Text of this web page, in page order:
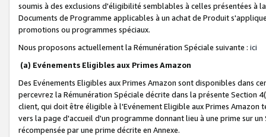
soumis à des exclusions d'éligibilité semblables à celles présentées à
Documents de Programme applicables à un achat de Produit
promotions ou programmes spéciaux.
Nous proposons actuellement la Rémunération Spéciale suivante : ici
(a) Evénements Eligibles aux Primes Amazon
Des Evénements Eligibles aux Primes Amazon sont disponibles dans
percevrez la Rémunération Spéciale décrite dans la présente Section
client, qui doit être éligible à l'Evénement Eligible aux Primes Amazon
vers la page d'accueil d'un programme donnant lieu à une prime sur
récompensée par une prime décrite en Annexe.